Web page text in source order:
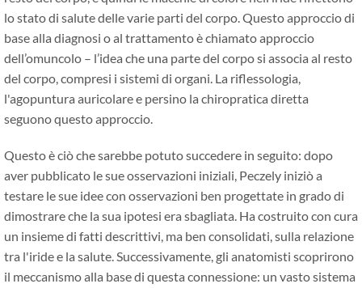
lo stato di salute delle varie parti del corpo. Questo approccio di
base alla diagnosi o al trattamento è chiamato approccio
dell’omuncolo – l’idea che una parte del corpo si associa al resto
del corpo, compresi i sistemi di organi. La riflessologia,
l'agopuntura auricolare e persino la chiropratica diretta
seguono questo approccio.
Questo è ciò che sarebbe potuto succedere in seguito: dopo
aver pubblicato le sue osservazioni iniziali, Peczely iniziò a
testare le sue idee con osservazioni ben progettate in grado di
dimostrare che la sua ipotesi era sbagliata. Ha costruito con cura
un insieme di fatti descrittivi, ma ben consolidati, sulla relazione
tra l'iride e la salute. Successivamente, gli anatomisti scoprirono
il meccanismo alla base di questa connessione: un vasto sistema